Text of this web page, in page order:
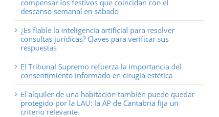
compensar los festivos que coincidan con el
descanso semanal en sábado
¿Es fiable la inteligencia artificial para resolver
consultas jurídicas? Claves para verificar sus
respuestas
El Tribunal Supremo refuerza la importancia del
consentimiento informado en cirugía estética
El alquiler de una habitación también puede quedar
protegido por la LAU: la AP de Cantabria fija un
criterio relevante